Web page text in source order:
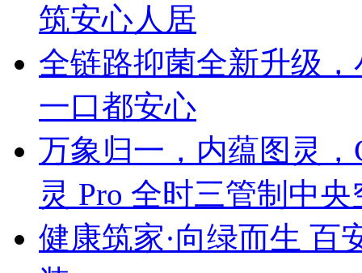
筑安心人居
全链路抑菌全新升级
一口都安心
万象归一，内蕴图灵
灵 Pro 全时三管制中央
健康筑家·向绿而生 百